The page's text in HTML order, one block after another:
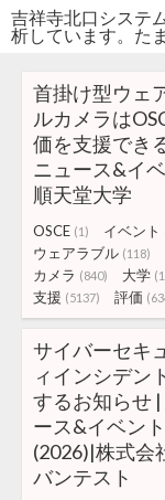
吉祥寺北口システ
析しています。た
首掛け型ウェ
ルカメラは
価を支援でき
ニュース&イ
順天堂大学
OSCE (1) イベント
ウェアラブル (118)
カメラ (840) 大学
支援 (5137) 評価
サイバーセキ
ィインシデン
するお知らせ |
ース&イベント
(2026)|株式会
バンテスト